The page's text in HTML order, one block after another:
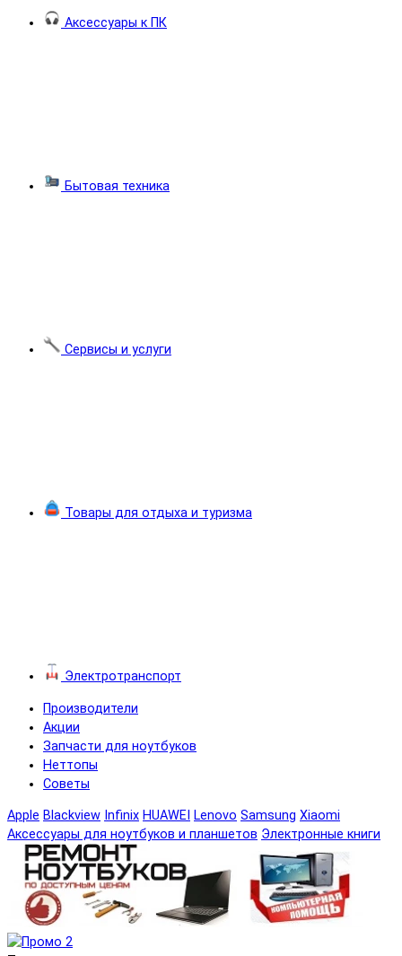
Аксессуары к ПК
Бытовая техника
Сервисы и услуги
Товары для отдыха и туризма
Электротранспорт
Производители
Акции
Запчасти для ноутбуков
Неттопы
Советы
Apple Blackview Infinix HUAWEI Lenovo Samsung Xiaomi
Аксессуары для ноутбуков и планшетов Электронные книги